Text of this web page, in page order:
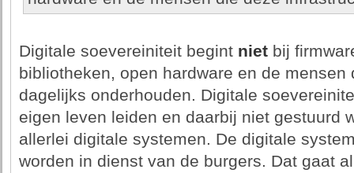
Digitale soevereiniteit begint nietbij
bibliotheken, open hardware en de mensen
dagelijks onderhouden. Digitale
eigen leven leiden en daarbij niet gestuurd
allerlei digitale systemen. De digitale
worden in dienst van de burgers. Dat gaat